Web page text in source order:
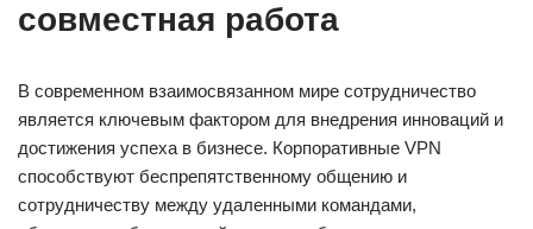
совместная работа
В современном взаимосвязанном мире сотрудничество
является ключевым фактором для внедрения инноваций и
достижения успеха в бизнесе. Корпоративные VPN
способствуют беспрепятственному общению и
сотрудничеству между удаленными командами,